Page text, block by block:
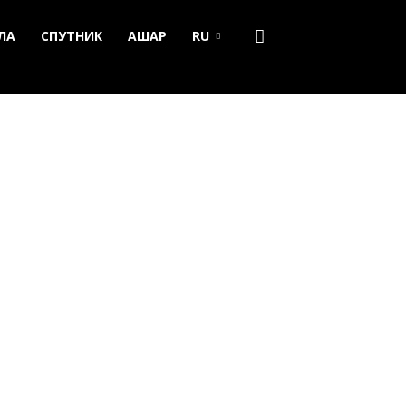
СПУТНИК АШАР RU